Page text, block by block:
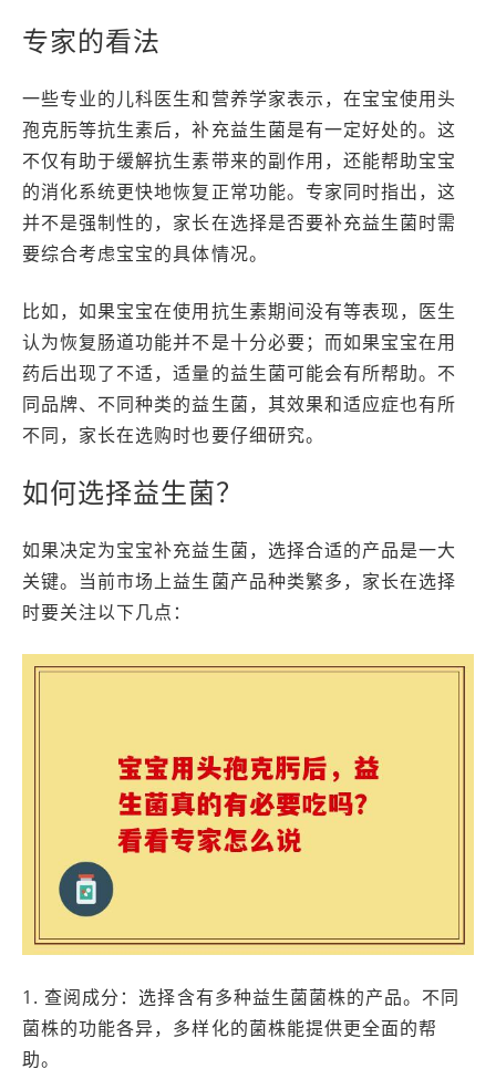
专家的看法
一些专业的儿科医生和营养学家表示，在宝宝使用头
孢克肟等抗生素后，补充益生菌是有一定好处的。这
不仅有助于缓解抗生素带来的副作用，还能帮助宝宝
的消化系统更快地恢复正常功能。专家同时指出，这
并不是强制性的，家长在选择是否要补充益生菌时需
要综合考虑宝宝的具体情况。
比如，如果宝宝在使用抗生素期间没有等表现，医生
认为恢复肠道功能并不是十分必要；而如果宝宝在用
药后出现了不适，适量的益生菌可能会有所帮助。不
同品牌、不同种类的益生菌，其效果和适应症也有所
不同，家长在选购时也要仔细研究。
如何选择益生菌？
如果决定为宝宝补充益生菌，选择合适的产品是一大
关键。当前市场上益生菌产品种类繁多，家长在选择
时要关注以下几点：
1. 查阅成分：选择含有多种益生菌菌株的产品。不同
菌株的功能各异，多样化的菌株能提供更全面的帮
助。